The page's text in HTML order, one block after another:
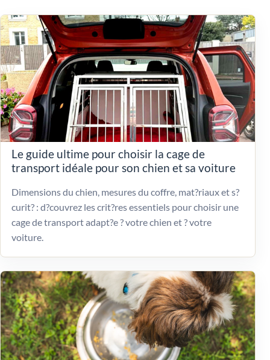
Le guide ultime pour choisir la cage de
transport idéale pour son chien et sa voiture
Dimensions du chien, mesures du coffre, mat?riaux et s?
curit? : d?couvrez les crit?res essentiels pour choisir une
cage de transport adapt?e ? votre chien et ? votre
voiture.